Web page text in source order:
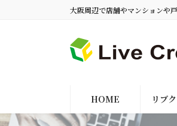
キ
に
大阪周辺で店舗やマンションや
HOME リブ